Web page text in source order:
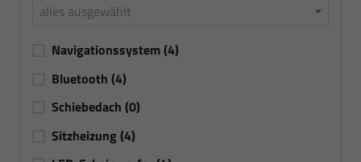
alles ausgewählt
Navigationssystem(4)
Bluetooth (4)
Schiebedach (0)
Sitzheizung (4)